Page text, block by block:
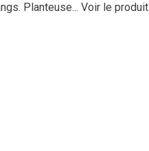
Planteuse... Voir le produit